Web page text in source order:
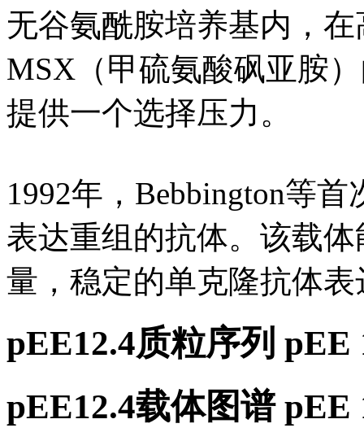
无谷氨酰胺培养基内，
MSX（甲硫氨酸砜亚胺
提供一个选择压力。
1992年，Bebbington等
表达重组的抗体。该载
量，稳定的单克隆抗体
pEE12.4质粒序列 pEE
pEE12.4载体图谱